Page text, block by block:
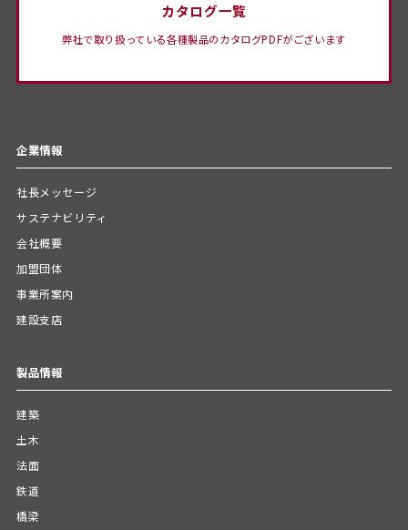
カタログ一覧
弊社で取り扱っている各種製品のカタログPDFがございます
企業情報
社長メッセージ
サステナビリティ
会社概要
加盟団体
事業所案内
建設支店
製品情報
建築
土木
法面
鉄道
橋梁